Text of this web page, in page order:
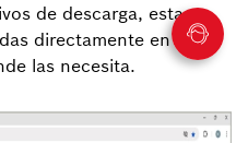
de descarga, estas
directamente en
las necesita.